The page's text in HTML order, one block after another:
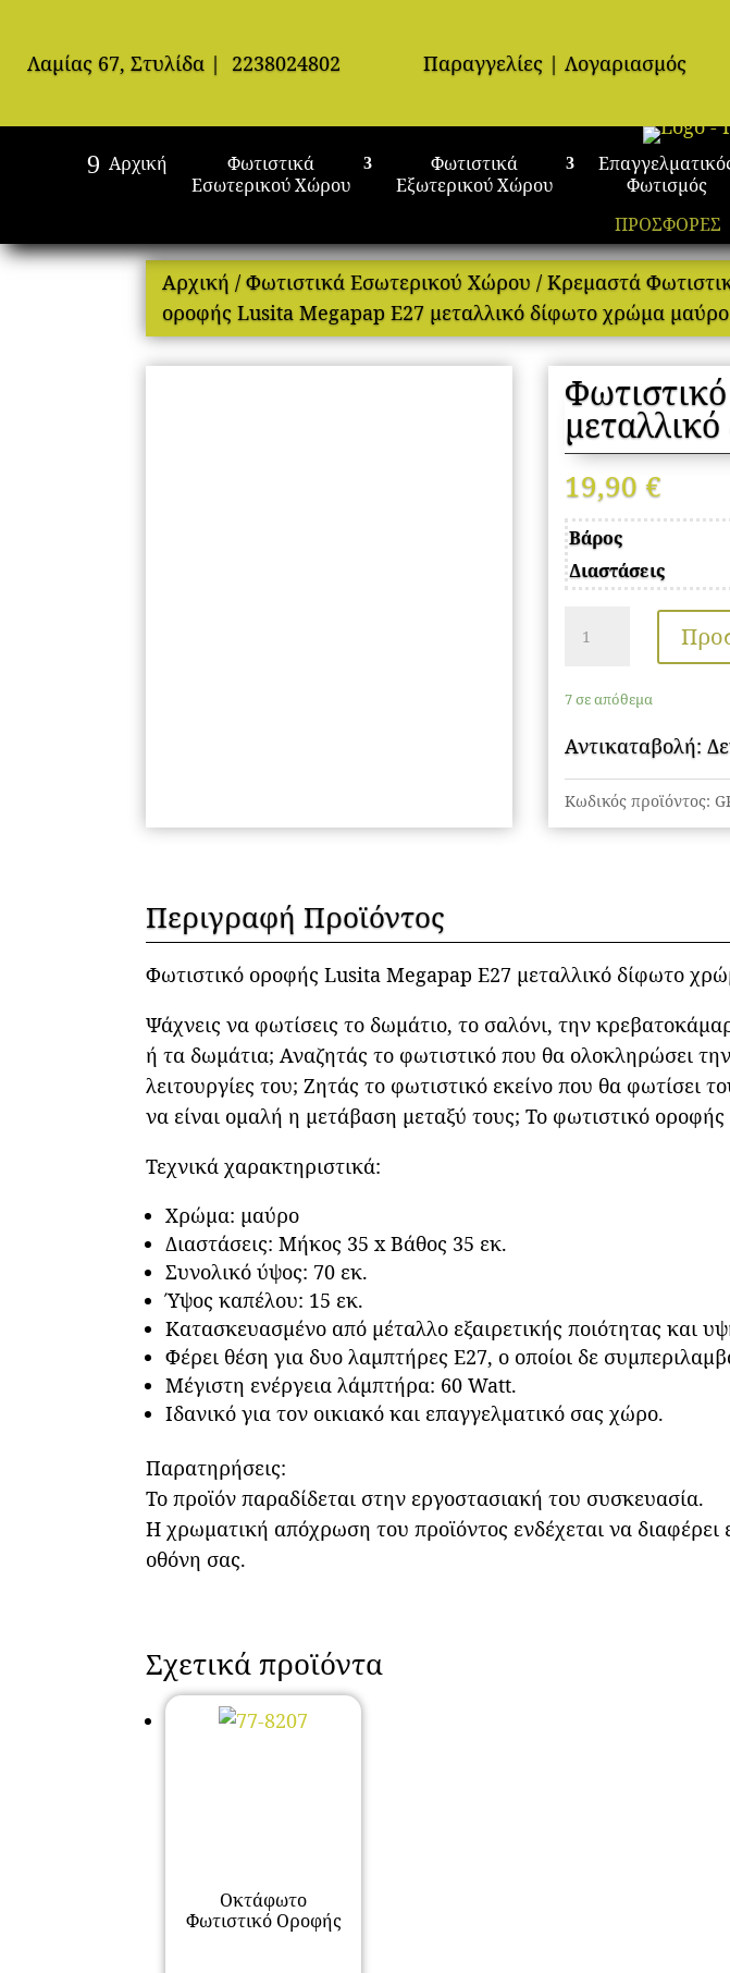
Λαμίας 67, Στυλίδα | 2238024802 Παραγγελίες |Λογαριασμός
Αρχική
Φωτιστικά
Εσωτερικού Χώρου
Φωτιστικά
Εξωτερικού Χώρου
Φωτισμός
ΠΡΟΣΦΟΡΕΣ
Αρχική /Φωτιστικά Εσωτερικού Χώρου /Κρεμαστά
οροφής Lusita Megapap E27 μεταλλικό δίφωτο χρώμα
19,90 €
Βάρος
Διαστάσεις
Φωτιστικό
οροφής
Megapap
E27
μεταλλικό
δίφωτο
χρώμα
7 σε απόθεμα
Αντικαταβολή:
Κωδικός προϊόντος:
Περιγραφή Προϊόντος
Φωτιστικό οροφής Lusita Megapap E27 μεταλλικό δίφωτο
Ψάχνεις να φωτίσεις το δωμάτιο, το σαλόνι, την
ή τα δωμάτια; Αναζητάς το φωτιστικό που θα ολοκληρώσει
λειτουργίες του; Ζητάς το φωτιστικό εκείνο που θα φωτίσει
να είναι ομαλή η μετάβαση μεταξύ τους; Το φωτιστικό
Τεχνικά χαρακτηριστικά:
Χρώμα: μαύρο
Διαστάσεις: Μήκος 35 x Βάθος 35 εκ.
Συνολικό ύψος: 70 εκ.
Ύψος καπέλου: 15 εκ.
Κατασκευασμένο από μέταλλο εξαιρετικής ποιότητας και
Φέρει θέση για δυο λαμπτήρες Ε27, ο οποίοι δε
Μέγιστη ενέργεια λάμπτήρα: 60 Watt.
Ιδανικό για τον οικιακό και επαγγελματικό σας χώρο.
Παρατηρήσεις:
Το προϊόν παραδίδεται στην εργοστασιακή του συσκευασία.
Η χρωματική απόχρωση του προϊόντος ενδέχεται να
οθόνη σας.
Σχετικά προϊόντα
Οκτάφωτο
Φωτιστικό Οροφής